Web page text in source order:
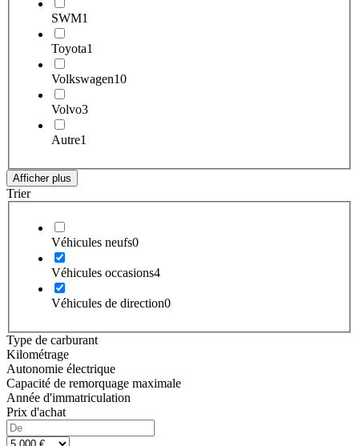
SWM1
Toyota1
Volkswagen10
Volvo3
Autre1
Afficher plus
Trier
Véhicules neufs0
Véhicules occasions4
Véhicules de direction0
Type de carburant
Kilométrage
Autonomie électrique
Capacité de remorquage maximale
Année d'immatriculation
Prix d'achat